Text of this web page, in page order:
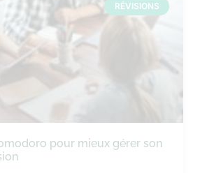
RÉVISIONS
pour mieux gérer son